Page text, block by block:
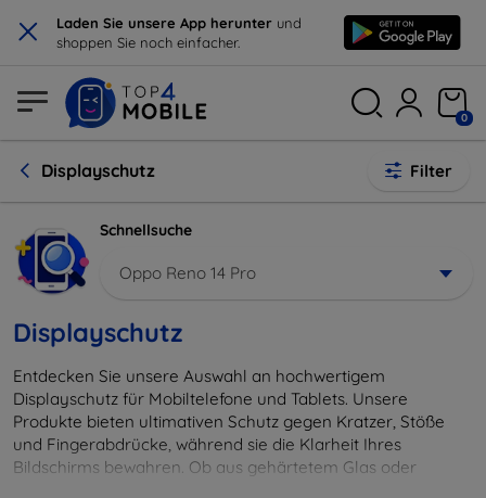
× Laden Sie unsere App herunter und
shoppen Sie noch einfacher.
0
Displayschutz Filter
Schnellsuche
Oppo Reno 14 Pro
Displayschutz
Entdecken Sie unsere Auswahl an hochwertigem
Displayschutz für Mobiltelefone und Tablets. Unsere
Produkte bieten ultimativen Schutz gegen Kratzer, Stöße
und Fingerabdrücke, während sie die Klarheit Ihres
Bildschirms bewahren. Ob aus gehärtetem Glas oder